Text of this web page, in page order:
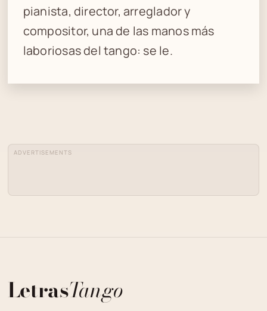
pianista, director, arreglador y
compositor, una de las manos más
laboriosas del tango: se le.
ADVERTISEMENTS
LetrasTango